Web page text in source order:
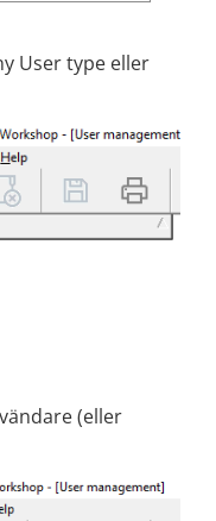
User type eller
(eller